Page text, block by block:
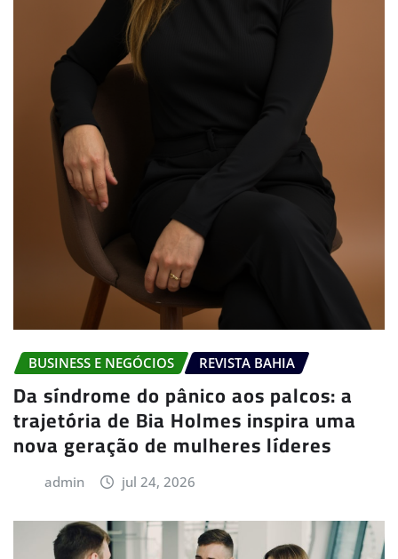
BUSINESS E NEGÓCIOS REVISTA BAHIA
Da síndrome do pânico aos palcos: a
trajetória de Bia Holmes inspira uma
nova geração de mulheres líderes
admin jul 24, 2026